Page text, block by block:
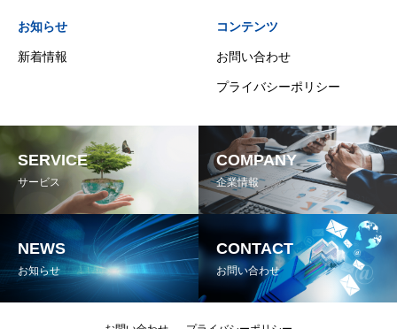
お知らせ
新着情報
コンテンツ
お問い合わせ
プライバシーポリシー
SERVICE
サービス
COMPANY
企業情報
NEWS
お知らせ
CONTACT
お問い合わせ